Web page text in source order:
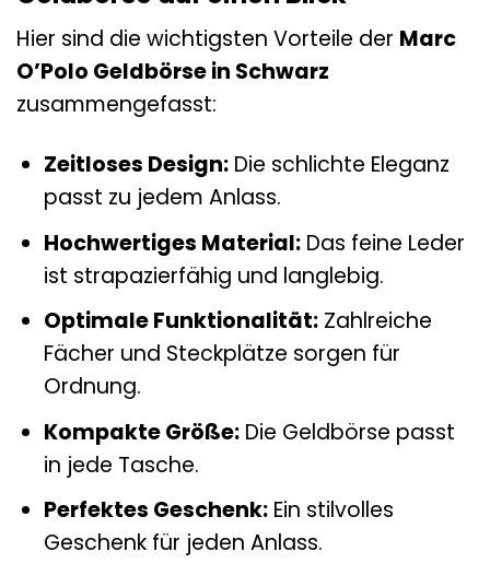
Hier sind die wichtigsten Vorteile der Marc
O’Polo Geldbörse in Schwarz
zusammengefasst:
Zeitloses Design:Die schlichte Eleganz
passt zu jedem Anlass.
Hochwertiges Material:Das feine Leder
ist strapazierfähig und langlebig.
Optimale Funktionalität:Zahlreiche
Fächer und Steckplätze sorgen für
Ordnung.
Kompakte Größe:Die Geldbörse passt
in jede Tasche.
Perfektes Geschenk:Ein stilvolles
Geschenk für jeden Anlass.